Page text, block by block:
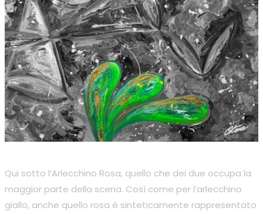
Qui sotto l’Arlecchino Rosa, quello che dei due occupa la
maggior parte della scena. Così come per l’arlecchino
giallo, anche quello rosa è sinteticamente rappresentato